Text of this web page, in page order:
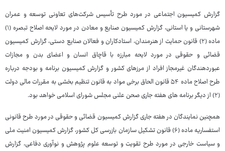
گزارش کمیسیون اجتماعی در مورد طرح تأسیس شرکت‌های تعاونی توسعه و عمران
شهرستانی و یا استانی، گزارش کمیسیون صنایع و معادن در مورد لایحه اصلاح تبصره (۱)
ماده (۲) قانون حمایت از هنرمندان، استادکاران و فعالان صنایع دستی، گزارش کمیسیون
قضائی و حقوقی در مورد لایحه مبارزه با قاچاق انسان و اعضای بدن و مجازات
عبوردهندگان غیرمجاز افراد از مرزهای کشور و گزارش کمیسیون برنامه و بودجه درباره
طرح اصلاح ماده ۵۴ قانون الحاق برخی مواد به قانون تنظیم بخشی به مقررات مالی دولت
(۲) از دیگر برنامه های هفته جاری صحن علنی مجلس شورای اسلامی خواهد بود.
همچنین نمایندگان در هفته جاری گزارش کمیسیون قضائی و حقوقی در مورد طرح قانونی
استفساریه ماده (۶) قانون تشکیل سازمان بازرسی کل کشور، گزارش کمیسیون امنیت ملی
و سیاست خارجی در مورد طرح تقویت و توسعه علوم پژوهش و نوآوری دفاعی، گزارش